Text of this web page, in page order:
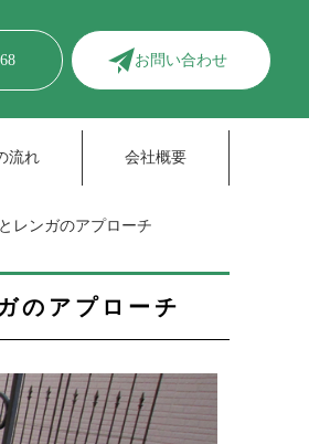
お問い合わせ
流れ 会社概要
レンガのアプローチ
のアプローチ